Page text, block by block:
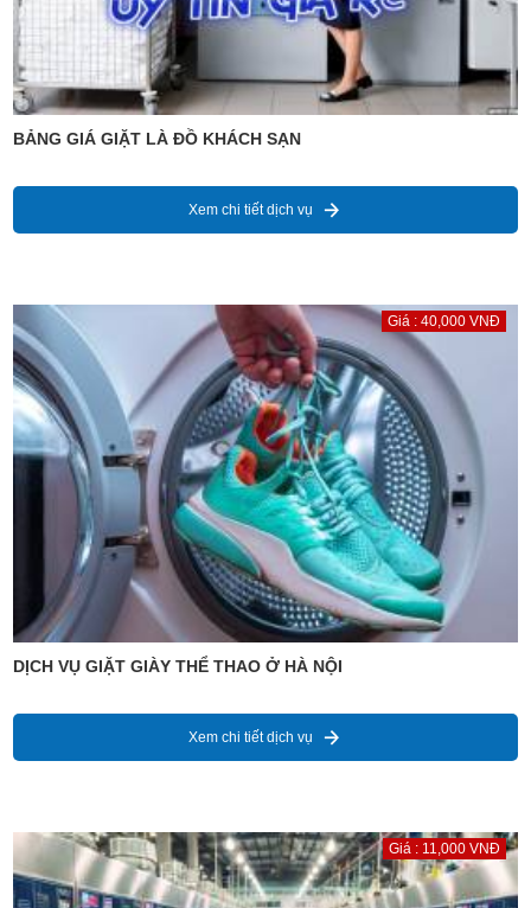
BẢNG GIÁ GIẶT LÀ ĐỒ KHÁCH SẠN
Xem chi tiết dịch vụ
Giá : 40,000 VNĐ
DỊCH VỤ GIẶT GIÀY THỂ THAO Ở HÀ NỘI
Xem chi tiết dịch vụ
Giá : 11,000 VNĐ